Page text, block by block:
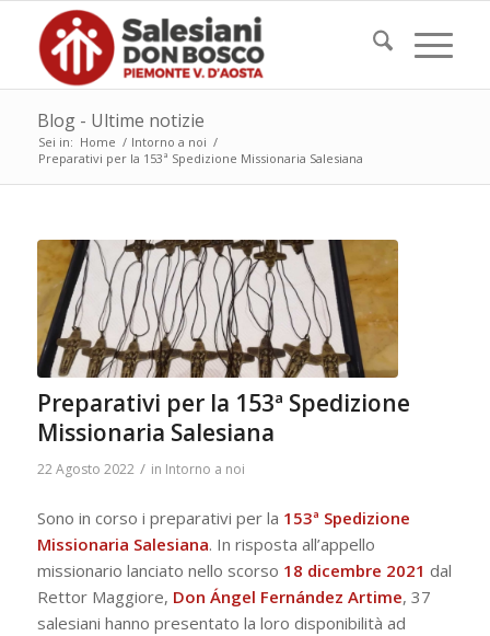
Blog - Ultime notizie
Sei in: Home / Intorno a noi /
Preparativi per la 153ª Spedizione Missionaria Salesiana
Preparativi per la 153ª Spedizione
Missionaria Salesiana
22 Agosto 2022 / in Intorno a noi
Sono in corso i preparativi per la 153ª Spedizione
Missionaria Salesiana. In risposta all’appello
missionario lanciato nello scorso 18 dicembre 2021 dal
Rettor Maggiore, Don Ángel Fernández Artime, 37
salesiani hanno presentato la loro disponibilità ad